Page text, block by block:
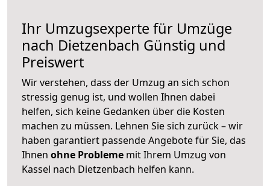
Ihr Umzugsexperte für Umzüge
nach Dietzenbach Günstig und
Preiswert
Wir verstehen, dass der Umzug an sich schon
stressig genug ist, und wollen Ihnen dabei
helfen, sich keine Gedanken über die Kosten
machen zu müssen. Lehnen Sie sich zurück – wir
haben garantiert passende Angebote für Sie, das
Ihnen ohne Probleme mit Ihrem Umzug von
Kassel nach Dietzenbach helfen kann.